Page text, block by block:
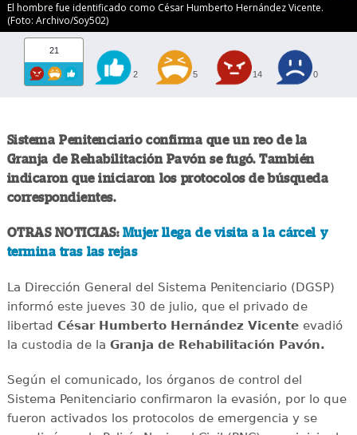
El hombre fue identificado como César Humberto Hernández Vicente.
(Foto: Archivo/Soy502)
21
2 5 14 0
Sistema Penitenciario confirma que un reo de la
Granja de Rehabilitación Pavón se fugó. También
indicaron que iniciaron los protocolos de búsqueda
correspondientes.
OTRAS NOTICIAS: Mujer llega de visita a la cárcel y
termina tras las rejas
La Dirección General del Sistema Penitenciario (DGSP)
informó este jueves 30 de julio, que el privado de
libertad César Humberto Hernández Vicenteevadió
la custodia de la Granja de Rehabilitación Pavón.
Según el comunicado, los órganos de control del
Sistema Penitenciario confirmaron la evasión, por lo que
fueron activados los protocolos de emergencia y se